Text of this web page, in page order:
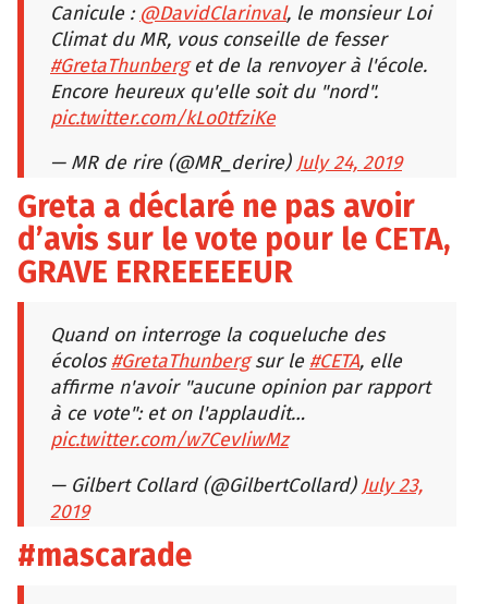
Canicule : @DavidClarinval, le monsieur Loi
Climat du MR, vous conseille de fesser
#GretaThunberget de la renvoyer à l'école.
Encore heureux qu'elle soit du "nord".
pic.twitter.com/kLo0tfziKe
— MR de rire (@MR_derire)July 24, 2019
Greta a déclaré ne pas avoir
d’avis sur le vote pour le CETA,
GRAVE ERREEEEEUR
Quand on interroge la coqueluche des
écolos#GretaThunbergsur le #CETA, elle
affirme n'avoir "aucune opinion par rapport
à ce vote": et on l'applaudit…
pic.twitter.com/w7CevIiwMz
— Gilbert Collard (@GilbertCollard) July 23,
2019
#mascarade